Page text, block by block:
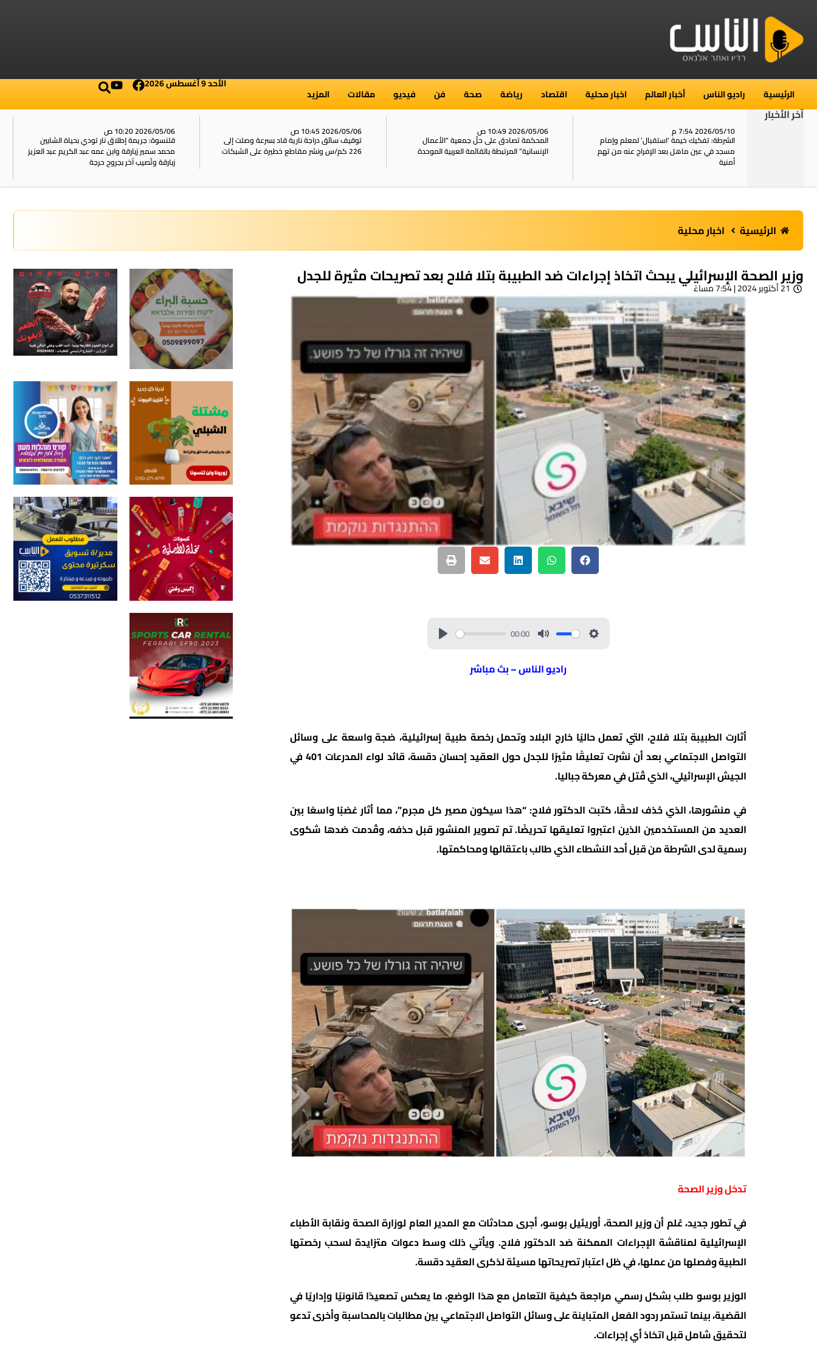
الرئيسية راديو الناس أخبار العالم اخبار محلية اقتصاد رياضة صحة فن فيديو مقالات المزيد
الأحد 9 أغسطس 2026
آخر الأخبار
2026/05/10 7:54 م
الشرطة: تفكيك خيمة ‘استقبال‘ لمعلم وإمام
مسجد في عين ماهل بعد الإفراج عنه من تهم
أمنية
2026/05/06 10:49 ص
المحكمة تصادق على حلّ جمعية “الأعمال
الإنسانية” المرتبطة بالقائمة العربية الموحدة
2026/05/06 10:45 ص
توقيف سائق دراجة نارية قاد بسرعة وصلت إلى
226 كم/س ونشر مقاطع خطيرة على الشبكات
2026/05/06 10:20 ص
قلنسوة: جريمة إطلاق نار تودي بحياة الشابين
محمد سمير زبارقة وابن عمه عبد الكريم عبد العزيز
زبارقة وتُصيب آخر بجروح حرجة
الرئيسية اخبار محلية
وزير الصحة الإسرائيلي يبحث اتخاذ إجراءات ضد الطبيبة بتلا فلاح بعد تصريحات مثيرة للجدل
21 أكتوبر 2024 | 7:54 مساءً
00:00
راديو الناس – بث مباشر
أثارت الطبيبة بتلا فلاح، التي تعمل حاليًا خارج البلاد وتحمل رخصة طبية إسرائيلية، ضجة واسعة على وسائل
التواصل الاجتماعي بعد أن نشرت تعليقًا مثيرًا للجدل حول العقيد إحسان دقسة، قائد لواء المدرعات 401 في
الجيش الإسرائيلي، الذي قُتل في معركة جباليا.
في منشورها، الذي حُذف لاحقًا، كتبت الدكتور فلاح: “هذا سيكون مصير كل مجرم”، مما أثار غضبًا واسعًا بين
العديد من المستخدمين الذين اعتبروا تعليقها تحريضًا. تم تصوير المنشور قبل حذفه، وقُدمت ضدها شكوى
رسمية لدى الشرطة من قبل أحد النشطاء الذي طالب باعتقالها ومحاكمتها.
تدخل وزير الصحة
في تطور جديد، عُلم أن وزير الصحة، أوريئيل بوسو، أجرى محادثات مع المدير العام لوزارة الصحة ونقابة الأطباء
الإسرائيلية لمناقشة الإجراءات الممكنة ضد الدكتور فلاح. ويأتي ذلك وسط دعوات متزايدة لسحب رخصتها
الطبية وفصلها من عملها، في ظل اعتبار تصريحاتها مسيئة لذكرى العقيد دقسة.
الوزير بوسو طلب بشكل رسمي مراجعة كيفية التعامل مع هذا الوضع، ما يعكس تصعيدًا قانونيًا وإداريًا في
القضية، بينما تستمر ردود الفعل المتباينة على وسائل التواصل الاجتماعي بين مطالبات بالمحاسبة وأخرى تدعو
لتحقيق شامل قبل اتخاذ أي إجراءات.